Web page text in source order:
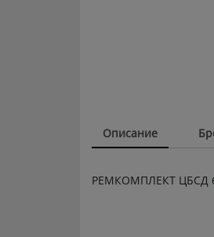
Описание
РЕМКОМПЛЕКТ ЦБСД